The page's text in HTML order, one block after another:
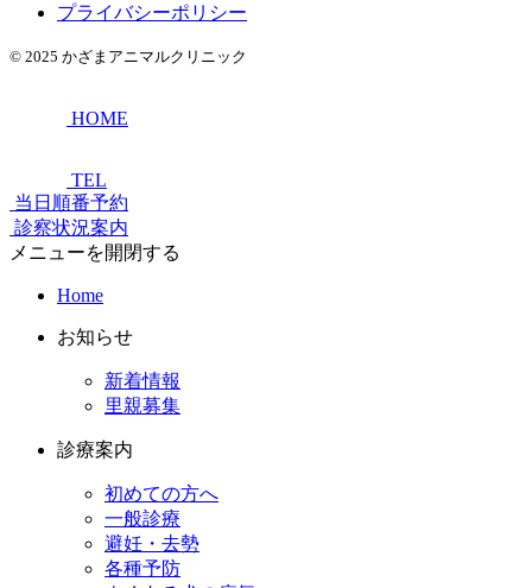
プライバシーポリシー
© 2025 かざまアニマルクリニック
HOME
TEL
当日順番予約
診察状況案内
メニューを開閉する
Home
お知らせ
新着情報
里親募集
診療案内
初めての方へ
一般診療
避妊・去勢
各種予防